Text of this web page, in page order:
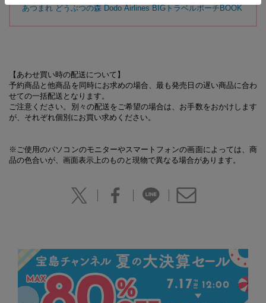
あつまれ どうぶつの森 Dodo Airlines BIGトラベルポーチBOOK
【あわせ買い時の配送について】
予約商品と他商品を同時にお求めの場合、最も発売日の遅い商品に合わ
せての一括配送となります。
ご注意ください。別々の配送をご希望の場合は、お手数をおかけします
が、それぞれ個別にお買い求めください。
※ご使用のパソコンのモニターやスマートフォンの画面によっては、商
品の色合いが、画面表示上のものと現物で異なる場合があります。